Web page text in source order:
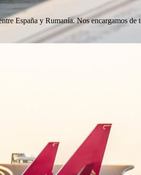
España y Rumanía. Nos encargamos